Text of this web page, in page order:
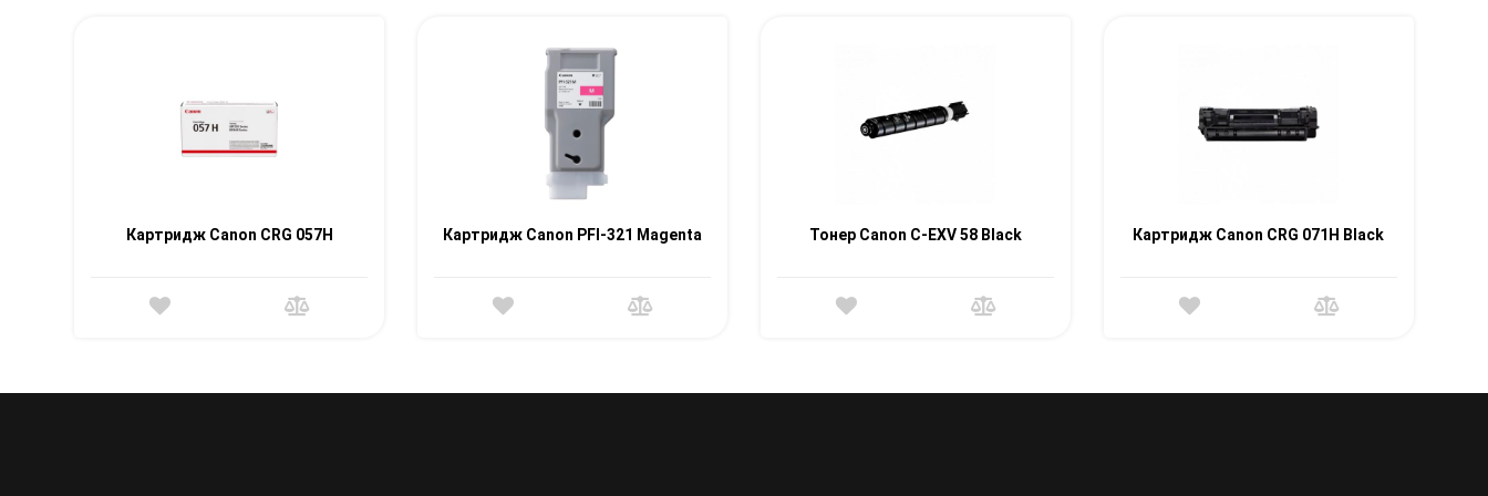
Картридж Canon CRG 057H Картридж Canon PFI-321 Magenta Тонер Canon C-EXV 58 Black Картридж Canon CRG 071H Black